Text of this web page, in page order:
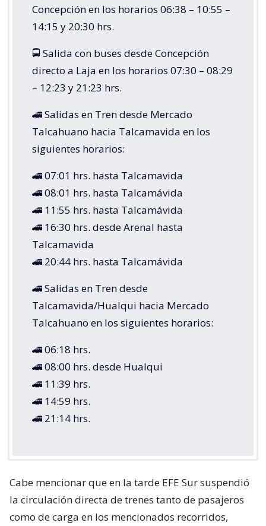
Concepción en los horarios 06:38 – 10:55 –
14:15 y 20:30 hrs.
🚍 Salida con buses desde Concepción
directo a Laja en los horarios 07:30 – 08:29
– 12:23 y 21:23 hrs.
🚄 Salidas en Tren desde Mercado
Talcahuano hacia Talcamavida en los
siguientes horarios:
🚄 07:01 hrs. hasta Talcamavida
🚄 08:01 hrs. hasta Talcamávida
🚄 11:55 hrs. hasta Talcamávida
🚄 16:30 hrs. desde Arenal hasta
Talcamavida
🚄 20:44 hrs. hasta Talcamávida
🚄 Salidas en Tren desde
Talcamavida/Hualqui hacia Mercado
Talcahuano en los siguientes horarios:
🚄 06:18 hrs.
🚄 08:00 hrs. desde Hualqui
🚄 11:39 hrs.
🚄 14:59 hrs.
🚄 21:14 hrs.
Cabe mencionar que en la tarde EFE Sur suspendió
la circulación directa de trenes tanto de pasajeros
como de carga en los mencionados recorridos,